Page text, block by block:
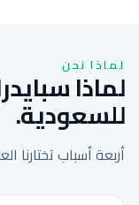
لماذا نحن
لماذا
للسعودية.
أربعة أسباب تختارنا